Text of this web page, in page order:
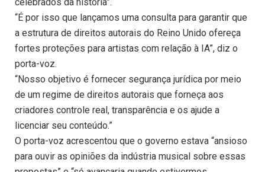
“É por isso que lançamos uma consulta para garantir que
a estrutura de direitos autorais do Reino Unido ofereça
fortes proteções para artistas com relação à IA”, diz o
porta-voz.
“Nosso objetivo é fornecer segurança jurídica por meio
de um regime de direitos autorais que forneça aos
criadores controle real, transparência e os ajude a
licenciar seu conteúdo.”
O porta-voz acrescentou que o governo estava “ansioso
para ouvir as opiniões da indústria musical sobre essas